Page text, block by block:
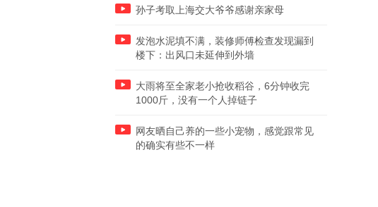
孙子考取上海交大爷爷感谢亲家母
发泡水泥填不满，装修师傅检查发现漏到
楼下：出风口未延伸到外墙
大雨将至全家老小抢收稻谷，6分钟收完
1000斤，没有一个人掉链子
网友晒自己养的一些小宠物，感觉跟常见
的确实有些不一样